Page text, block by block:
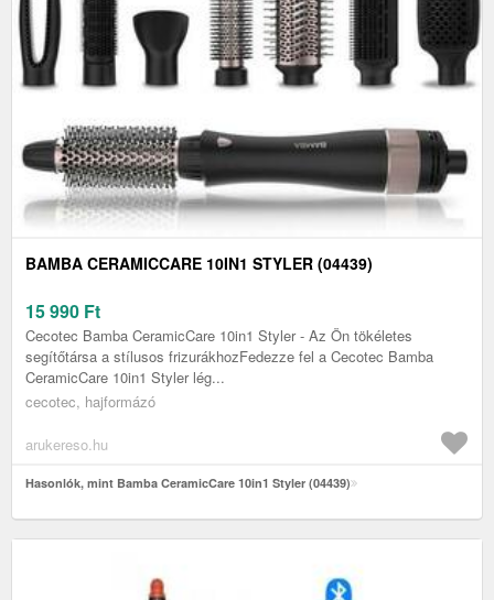
BAMBA CERAMICCARE 10IN1 STYLER (04439)
15 990 Ft
Cecotec Bamba CeramicCare 10in1 Styler - Az Ön tökéletes
segítőtársa a stílusos frizurákhozFedezze fel a Cecotec Bamba
CeramicCare 10in1 Styler lég...
cecotec, hajformázó
arukereso.hu
Hasonlók, mint Bamba CeramicCare 10in1 Styler (04439)